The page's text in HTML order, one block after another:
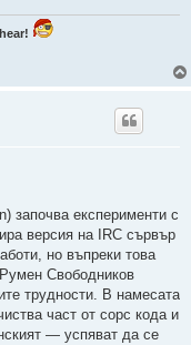
започва експерименти с
версия на IRC сървър
но въпреки това
Свободников
трудности. В намесата
част от сорс кода и
— успяват да се